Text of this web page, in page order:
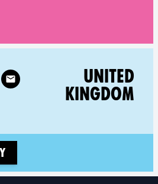
COUNTRY GROUP:
UNITED
KINGDOM
on